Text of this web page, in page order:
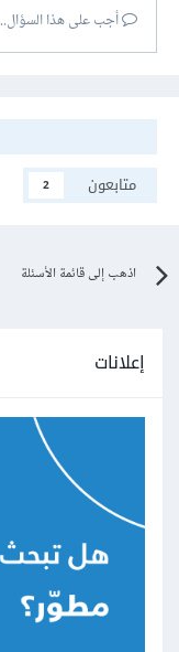
أجب على هذا السؤال...
متابعون
2
اذهب إلى قائمة الأسئلة
إعلانات